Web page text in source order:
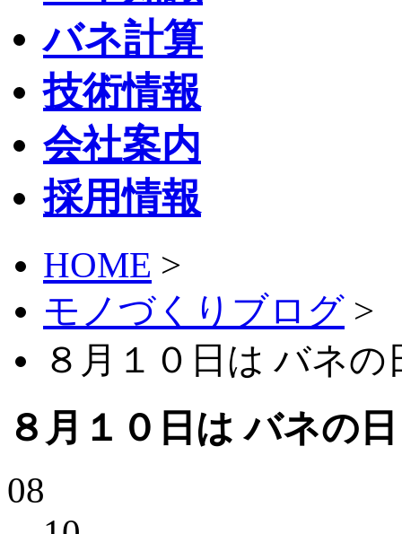
バネ計算
技術情報
会社案内
採用情報
HOME >
モノづくりブログ >
８月１０日は バネ
８月１０日は バネの日
08